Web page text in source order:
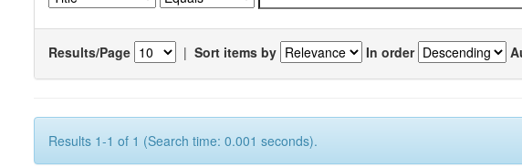
Results/Page | Sort items by In order
Results 1-1 of 1 (Search time: 0.001 seconds).